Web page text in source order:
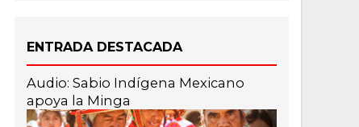
ENTRADA DESTACADA
Audio: Sabio Indígena Mexicano
apoya la Minga